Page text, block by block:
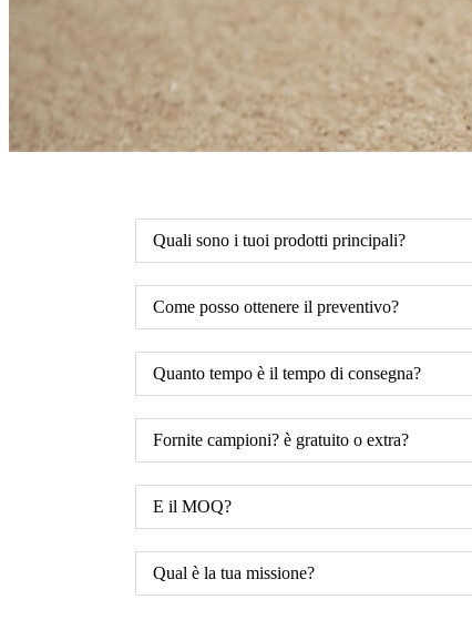
Quali sono i tuoi prodotti principali?
Come posso ottenere il preventivo?
Quanto tempo è il tempo di consegna?
Fornite campioni? è gratuito o extra?
E il MOQ?
Qual è la tua missione?